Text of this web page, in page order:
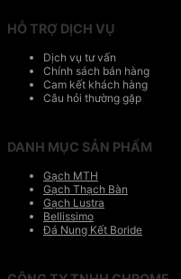
HỖ TRỢ DỊCH VỤ
Dịch vụ tư vấn
Chính sách bán hàng
Cam kết khách hàng
Câu hỏi thường gặp
DANH MỤC SẢN PHẨM
Gạch MTH
Gạch Thạch Bàn
Gạch Lustra
Bellissimo
Đá Nung Kết Boride